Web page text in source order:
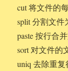
cut 将文件的
split 分割文件
paste 按行合
sort 对文件的
uniq 去除重复